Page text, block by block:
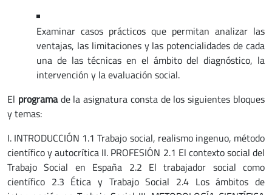
Examinar casos prácticos que permitan analizar las
ventajas, las limitaciones y las potencialidades de cada
una de las técnicas en el ámbito del diagnóstico, la
intervención y la evaluación social.
El programade la asignatura consta de los siguientes bloques
y temas:
I. INTRODUCCIÓN 1.1 Trabajo social, realismo ingenuo, método
científico y autocrítica II. PROFESIÓN 2.1 El contexto social del
Trabajo Social en España 2.2 El trabajador social como
científico 2.3 Ética y Trabajo Social 2.4 Los ámbitos de